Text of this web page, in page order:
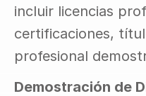
incluir licencias
certificaciones,
profesional
Demostración de